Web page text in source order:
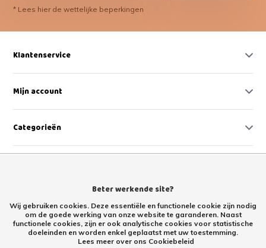
* Lees hier de wettelijke beperkingen
Klantenservice
Mijn account
Categorieën
Beter werkende site?
Wij gebruiken cookies. Deze essentiële en functionele cookie zijn nodig
om de goede werking van onze website te garanderen. Naast
functionele cookies, zijn er ook analytische cookies voor statistische
doeleinden en worden enkel geplaatst met uw toestemming.
Lees meer over ons Cookiebeleid